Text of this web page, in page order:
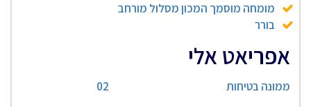
מומחה מוסמך המכון מסלול מורחב
בורר
אפריאט אלי
ממונה בטיחות 02